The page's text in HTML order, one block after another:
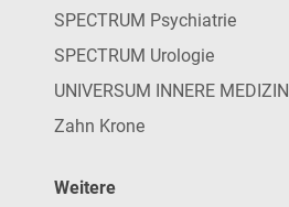
SPECTRUM Psychiatrie
SPECTRUM Urologie
UNIVERSUM INNERE MEDIZIN
Zahn Krone
Weitere